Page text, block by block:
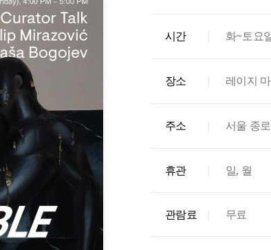
시간 | 화~토요
장소 | 레이지
주소 | 서울 종
휴관 | 일, 월
관람료 | 무료